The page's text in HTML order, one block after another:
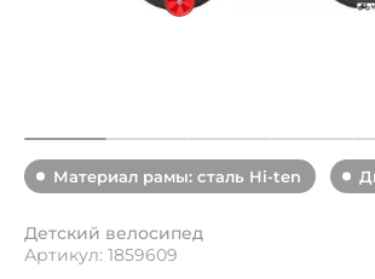
Материал рамы: сталь Hi-ten
Детский велосипед
Артикул: 1859609